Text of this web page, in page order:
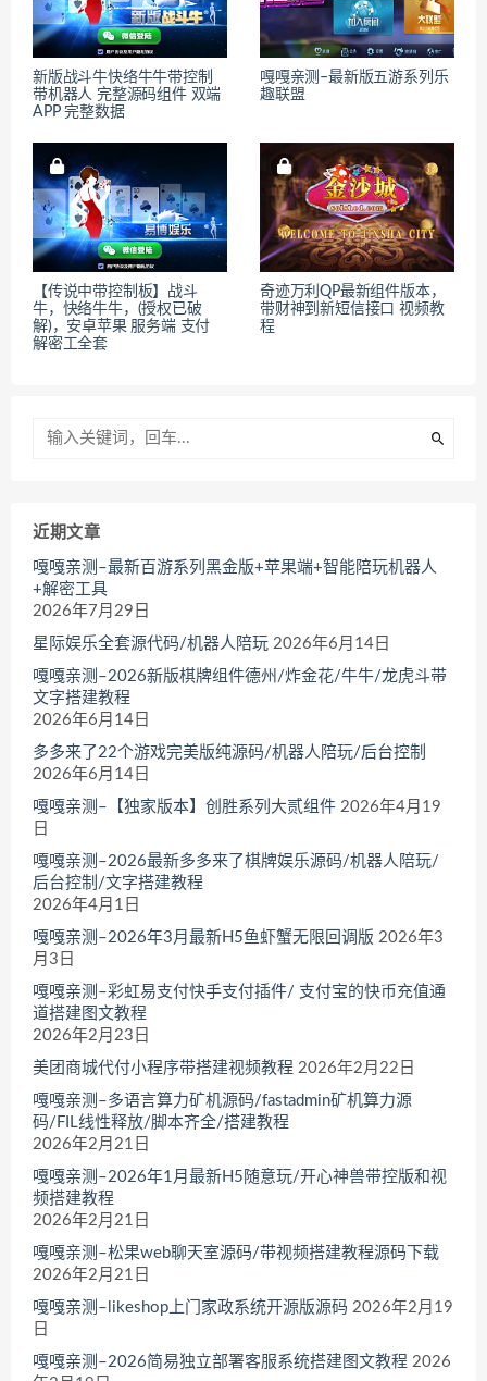
新版战斗牛快络牛牛带控制
带机器人 完整源码组件 双端
APP 完整数据
嘎嘎亲测–最新版五游系列乐
趣联盟
【传说中带控制板】战斗
牛，快络牛牛，(授权已破
解)，安卓苹果 服务端 支付
解密工全套
奇迹万利QP最新组件版本，
带财神到新短信接口 视频教
程
近期文章
嘎嘎亲测–最新百游系列黑金版+苹果端+智能陪玩机器人
+解密工具
2026年7月29日
星际娱乐全套源代码/机器人陪玩 2026年6月14日
嘎嘎亲测–2026新版棋牌组件德州/炸金花/牛牛/龙虎斗带
文字搭建教程
2026年6月14日
多多来了22个游戏完美版纯源码/机器人陪玩/后台控制
2026年6月14日
嘎嘎亲测–【独家版本】创胜系列大贰组件 2026年4月19
日
嘎嘎亲测–2026最新多多来了棋牌娱乐源码/机器人陪玩/
后台控制/文字搭建教程
2026年4月1日
嘎嘎亲测–2026年3月最新H5鱼虾蟹无限回调版 2026年3
月3日
嘎嘎亲测–彩虹易支付快手支付插件/ 支付宝的快币充值通
道搭建图文教程
2026年2月23日
美团商城代付小程序带搭建视频教程 2026年2月22日
嘎嘎亲测–多语言算力矿机源码/fastadmin矿机算力源
码/FIL线性释放/脚本齐全/搭建教程
2026年2月21日
嘎嘎亲测–2026年1月最新H5随意玩/开心神兽带控版和视
频搭建教程
2026年2月21日
嘎嘎亲测–松果web聊天室源码/带视频搭建教程源码下载
2026年2月21日
嘎嘎亲测–likeshop上门家政系统开源版源码 2026年2月19
日
嘎嘎亲测–2026简易独立部署客服系统搭建图文教程 2026